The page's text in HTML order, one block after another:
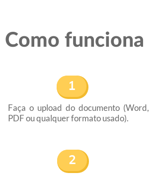
Como funciona
Faça o upload do documento (Word,
PDF ou qualquer formato usado).
1
2